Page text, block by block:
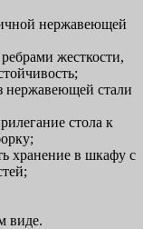
нержавеющей
жесткости,
нержавеющей стали
стола к
хранение в шкафу с
виде.